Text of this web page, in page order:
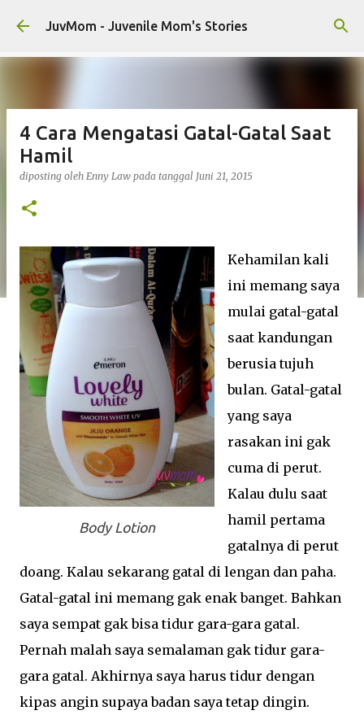
Langsung ke konten utama
JuvMom - Juvenile Mom's Stories
4 Cara Mengatasi Gatal-Gatal Saat
Hamil
diposting oleh Enny Law pada tanggal Juni 21, 2015
Body Lotion
Kehamilan kali
ini memang saya
mulai gatal-gatal
saat kandungan
berusia tujuh
bulan. Gatal-gatal
yang saya
rasakan ini gak
cuma di perut.
Kalau dulu saat
hamil pertama
gatalnya di perut
doang. Kalau sekarang gatal di lengan dan paha.
Gatal-gatal ini memang gak enak banget. Bahkan
saya sempat gak bisa tidur gara-gara gatal.
Pernah malah saya semalaman gak tidur gara-
gara gatal. Akhirnya saya harus tidur dengan
kipas angin supaya badan saya tetap dingin.